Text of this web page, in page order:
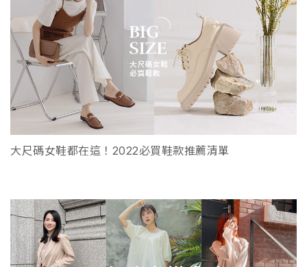
大尺碼女鞋都在這！2022必買鞋款推薦清單